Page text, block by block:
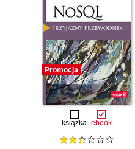
Promocja
książka ebook